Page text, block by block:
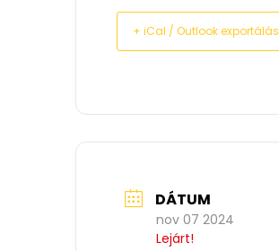
+ iCal / Outlook exportálás
DÁTUM
nov 07 2024
Lejárt!